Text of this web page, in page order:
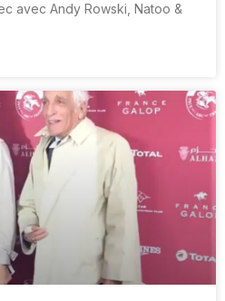
avec Andy Rowski, Natoo &